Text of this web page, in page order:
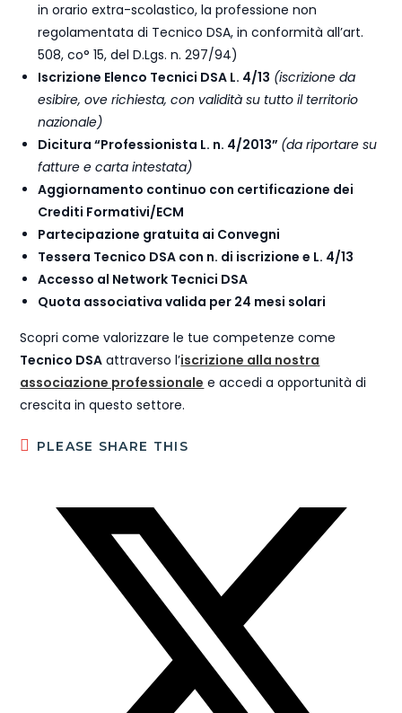
in orario extra-scolastico, la professione non
regolamentata di Tecnico DSA, in conformità all’art.
508, co° 15, del D.Lgs. n. 297/94)
Iscrizione Elenco Tecnici DSA L. 4/13 (iscrizione da
esibire, ove richiesta, con validità su tutto il territorio
nazionale)
Dicitura “Professionista L. n. 4/2013” (da riportare su
fatture e carta intestata)
Aggiornamento continuo con certificazione dei
Crediti Formativi/ECM
Partecipazione gratuita ai Convegni
Tessera Tecnico DSA con n. di iscrizione e L. 4/13
Accesso al Network Tecnici DSA
Quota associativa valida per 24 mesi solari
Scopri come valorizzare le tue competenze come
Tecnico DSA attraverso l’iscrizione alla nostra
associazione professionale e accedi a opportunità di
crescita in questo settore.
PLEASE SHARE THIS